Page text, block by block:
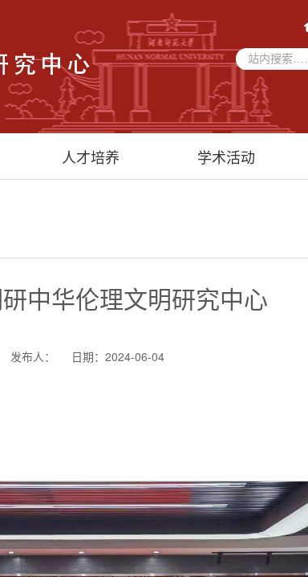
人才培养 学术活动
中华伦理文明研究中心
发布人： 日期：2024-06-04